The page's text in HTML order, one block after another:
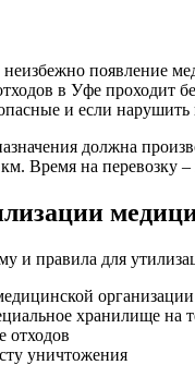
появление
в Уфе проходит
и если нарушить
должна
Время на перевозку –
и правила для
организации
хранилище на
отходов
уничтожения